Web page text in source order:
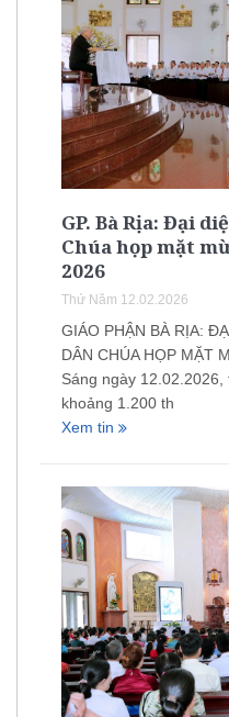
GP. Bà Rịa: Đại
Chúa họp mặt
2026
Thứ Năm 12.02.2026
GIÁO PHẬN BÀ RỊA:
DÂN CHÚA HỌP MẶT
Sáng ngày
khoảng 1.200 th
Xem tin